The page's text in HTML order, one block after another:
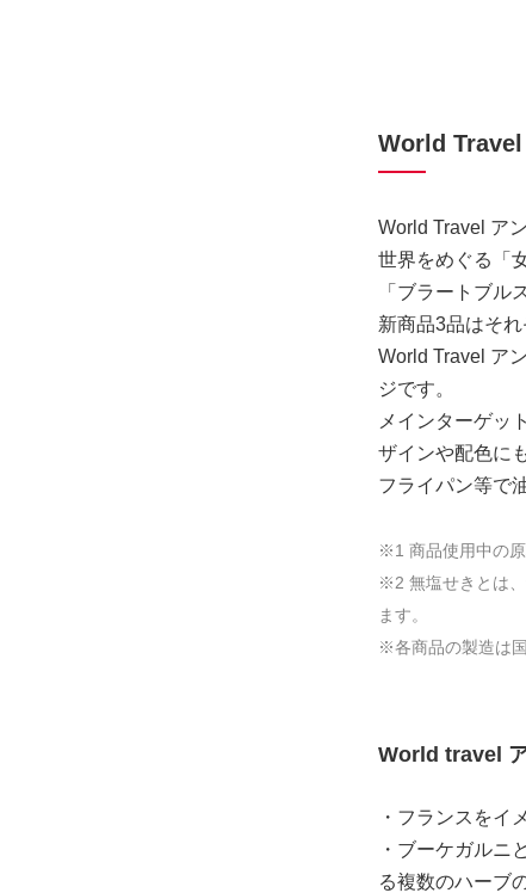
World
World Travel ア
世界をめぐる「
「ブラートブル
新商品3品はそ
World Travel ア
ジです。
メインターゲッ
ザインや配色に
フライパン等で
※1 商品使用中の原
※2 無塩せきとは
ます。
※各商品の製造は
World travel
・フランスをイ
・ブーケガルニ
る複数のハーブ